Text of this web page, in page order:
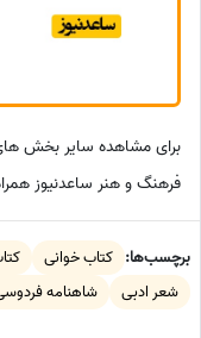
برای مشاهده سایر بخش
فرهنگ و هنر ساعدنیوز
برچسب‌ها: کتاب خوانی
شعر ادبی
شاهنامه